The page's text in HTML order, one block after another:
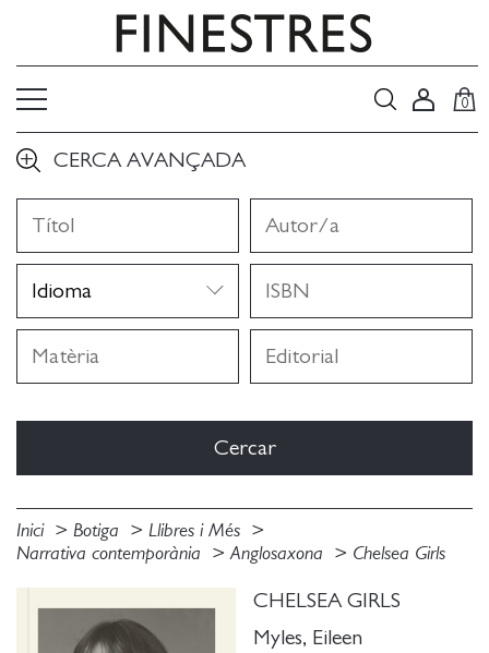
0
CERCA AVANÇADA
Inici Botiga
Llibres i Més
Narrativa contemporània
Anglosaxona Chelsea Girls
CHELSEA GIRLS
Myles, Eileen